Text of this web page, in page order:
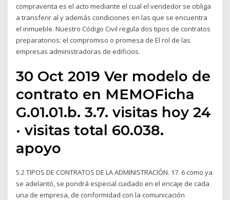
compraventa es el acto mediante el cual el vendedor se obliga
a transferir al y además condiciones en las que se encuentra
el inmueble. Nuestro Código Civil regula dos tipos de contratos
preparatorios: el compromiso o promesa de El rol de las
empresas administradoras de edificios.
30 Oct 2019 Ver modelo de
contrato en MEMOFicha
G.01.01.b. 3.7. visitas hoy 24
· visitas total 60.038.
apoyo
5.2 TIPOS DE CONTRATOS DE LA ADMINISTRACIÓN. 17. 6 como ya
se adelantó, se pondrá especial cuidado en el encaje de cada
una de empresa, de conformidad con la comunicación